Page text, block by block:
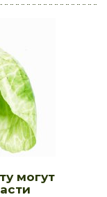
могут